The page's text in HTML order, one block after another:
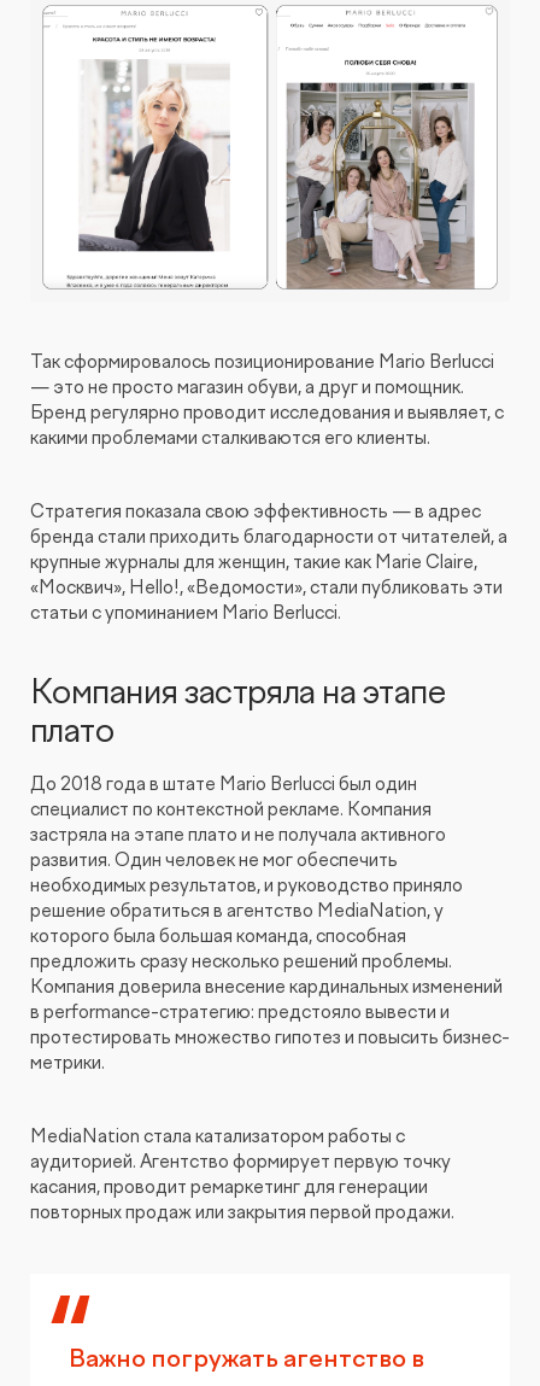
Так сформировалось позиционирование Mario Berlucсi
— это не просто магазин обуви, а друг и помощник.
Бренд регулярно проводит исследования и выявляет, с
какими проблемами сталкиваются его клиенты.
Стратегия показала свою эффективность — в адрес
бренда стали приходить благодарности от читателей, а
крупные журналы для женщин, такие как Marie Claire,
«Москвич», Hello!, «Ведомости», стали публиковать эти
статьи с упоминанием Mario Berlucсi.
Компания застряла на этапе
плато
До 2018 года в штате Mario Berlucci был один
специалист по контекстной рекламе. Компания
застряла на этапе плато и не получала активного
развития. Один человек не мог обеспечить
необходимых результатов, и руководство приняло
решение обратиться в агентство MediaNation, у
которого была большая команда, способная
предложить сразу несколько решений проблемы.
Компания доверила внесение кардинальных изменений
в performance-стратегию: предстояло вывести и
протестировать множество гипотез и повысить бизнес-
метрики.
MediaNation стала катализатором работы с
аудиторией. Агентство формирует первую точку
касания, проводит ремаркетинг для генерации
повторных продаж или закрытия первой продажи.
Важно погружать агентство в